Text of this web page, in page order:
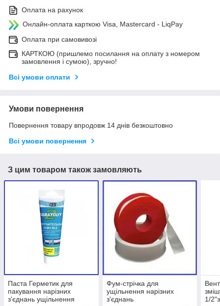
Оплата на рахунок
Онлайн-оплата карткою Visa, Mastercard - LiqPay
Оплата при самовивозі
КАРТКОЮ (пришлемо посилання на оплату з номером
замовлення і сумою), зручно!
Всі умови оплати
Умови повернення
Повернення товару впродовж 14 днів безкоштовно
Всі умови повернення
З цим товаром також замовляють
Паста Герметик для
пакування нарізних
з'єднань ущільнення
Фум-стрічка для
ущільнення нарізних
з'єднань
1/